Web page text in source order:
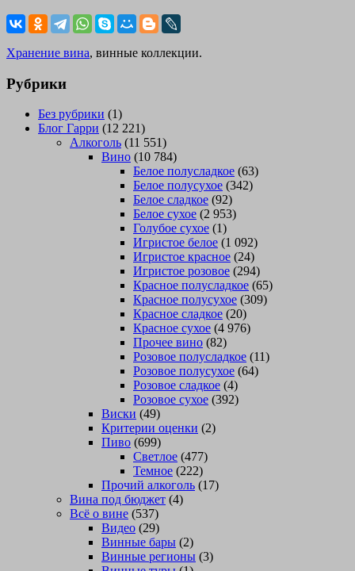
Хранение вина, винные коллекции.
Рубрики
Без рубрики (1)
Блог Гарри (12 221)
Алкоголь (11 551)
Вино (10 784)
Белое полусладкое (63)
Белое полусухое (342)
Белое сладкое (92)
Белое сухое (2 953)
Голубое сухое (1)
Игристое белое (1 092)
Игристое красное (24)
Игристое розовое (294)
Красное полусладкое (65)
Красное полусухое (309)
Красное сладкое (20)
Красное сухое (4 976)
Прочее вино (82)
Розовое полусладкое (11)
Розовое полусухое (64)
Розовое сладкое (4)
Розовое сухое (392)
Виски (49)
Критерии оценки (2)
Пиво (699)
Светлое (477)
Темное (222)
Прочий алкоголь (17)
Вина под бюджет (4)
Всё о вине (537)
Видео (29)
Винные бары (2)
Винные регионы (3)